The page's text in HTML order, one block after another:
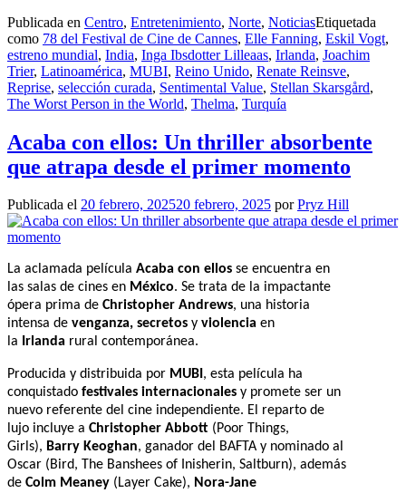
Publicada en Centro, Entretenimiento, Norte, NoticiasEtiquetada
como 78 del Festival de Cine de Cannes, Elle Fanning, Eskil Vogt,
estreno mundial, India, Inga Ibsdotter Lilleaas, Irlanda, Joachim
Trier, Latinoamérica, MUBI, Reino Unido, Renate Reinsve,
Reprise, selección curada, Sentimental Value, Stellan Skarsgård,
The Worst Person in the World, Thelma, Turquía
Acaba con ellos: Un thriller absorbente
que atrapa desde el primer momento
Publicada el 20 febrero, 202520 febrero, 2025 porPryz Hill
La aclamada película Acaba con ellos se encuentra en
las salas de cines en México. Se trata de la impactante
ópera prima de Christopher Andrews, una historia
intensa de venganza, secretos y violencia en
la Irlanda rural contemporánea.
Producida y distribuida por MUBI, esta película ha
conquistado festivales internacionales y promete ser un
nuevo referente del cine independiente. El reparto de
lujo incluye a Christopher Abbott (Poor Things,
Girls), Barry Keoghan, ganador del BAFTA y nominado al
Oscar (Bird, The Banshees of Inisherin, Saltburn), además
de Colm Meaney (Layer Cake), Nora-Jane